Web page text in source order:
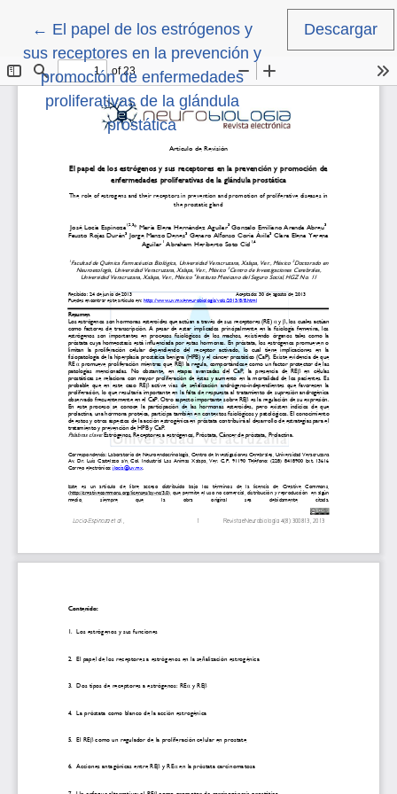
← Volver a los detalles del artículo
El papel de los estrógenos y
sus receptores en la prevención y
promoción de enfermedades
proliferativas de la glándula
prostática
Descargar